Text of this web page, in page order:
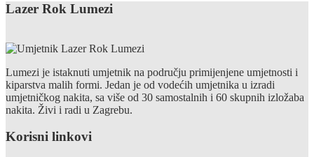
Lazer Rok Lumezi
Lumezi je istaknuti umjetnik na području primijenjene umjetnosti i
kiparstva malih formi. Jedan je od vodećih umjetnika u izradi
umjetničkog nakita, sa više od 30 samostalnih i 60 skupnih izložaba
nakita. Živi i radi u Zagrebu.
Korisni linkovi